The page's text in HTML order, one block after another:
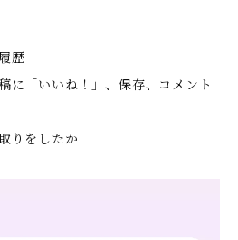
歴
に「いいね！」、保存、コメント
りをしたか